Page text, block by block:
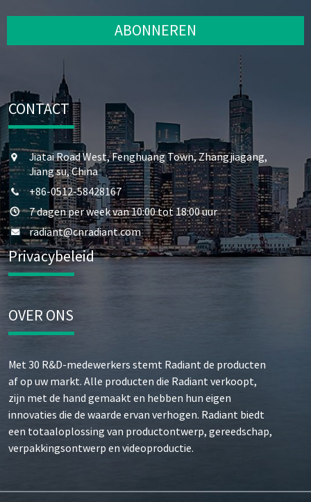
ABONNEREN
CONTACT
Jiatai Road West, Fenghuang Town, Zhangjiagang,
Jiang su, China
+86-0512-58428167
7 dagen per week van 10:00 tot 18:00 uur
radiant@cnradiant.com
Privacybeleid
OVER ONS
Met 30 R&D-medewerkers stemt Radiant de producten
af op uw markt. Alle producten die Radiant verkoopt,
zijn met de hand gemaakt en hebben hun eigen
innovaties die de waarde ervan verhogen. Radiant biedt
een totaaloplossing van productontwerp, gereedschap,
verpakkingsontwerp en videoproductie.